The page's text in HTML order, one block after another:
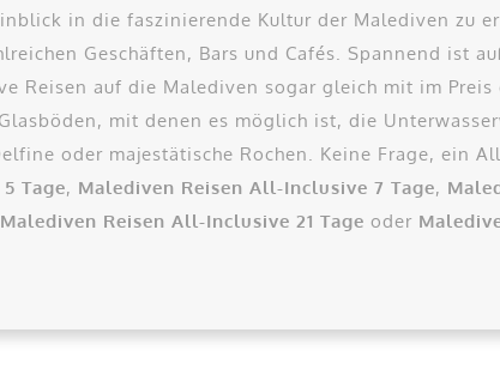
in die faszinierende Kultur der Malediven zu
Geschäften, Bars und Cafés. Spannend ist
Reisen auf die Malediven sogar gleich mit im Preis
mit denen es möglich ist, die
oder majestätische Rochen. Keine Frage, ein
Tage, Malediven Reisen All-Inclusive 7 Tage,
Malediven Reisen All-Inclusive 21 Tage oder